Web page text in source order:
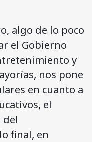
algo de lo poco
el Gobierno
y
nos pone
en cuanto a
el
del
final, en